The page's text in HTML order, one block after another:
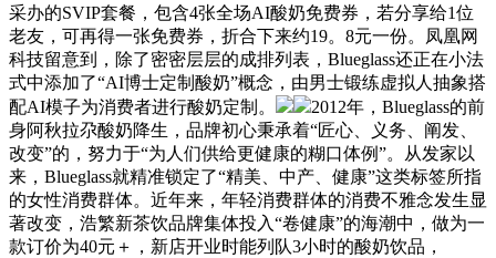
采办的SVIP套餐，包含4张全场AI酸奶免费券，若分享给1位
老友，可再得一张免费券，折合下来约19。8元一份。凤凰网
科技留意到，除了密密层层的成排列表，Blueglass还正在小法
式中添加了“AI博士定制酸奶”概念，由男士锻练虚拟人抽象搭
配AI模子为消费者进行酸奶定制。
2012年，Blueglass的前
身阿秋拉尕酸奶降生，品牌初心秉承着“匠心、义务、阐发、
改变”的，努力于“为人们供给更健康的糊口体例”。从发家以
来，Blueglass就精准锁定了“精美、中产、健康”这类标签所指
的女性消费群体。近年来，年轻消费群体的消费不雅念发生显
著改变，浩繁新茶饮品牌集体投入“卷健康”的海潮中，做为一
款订价为40元＋，新店开业时能列队3小时的酸奶饮品，